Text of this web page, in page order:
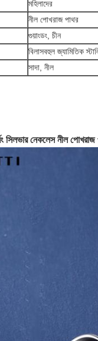
মহিলাদের
নীল পোখরাজ পাথর
গুয়াংডং, চীন
বিলাসবহুল জ্যামিতিক
সাদা, নীল
সিলভার নেকলেস নীল